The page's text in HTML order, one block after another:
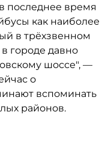
последнее время
как наиболее
в трёхзвенном
городе давно
шоссе", —
о
вспоминать
районов.